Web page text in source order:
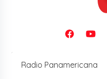
Radio Panamericana